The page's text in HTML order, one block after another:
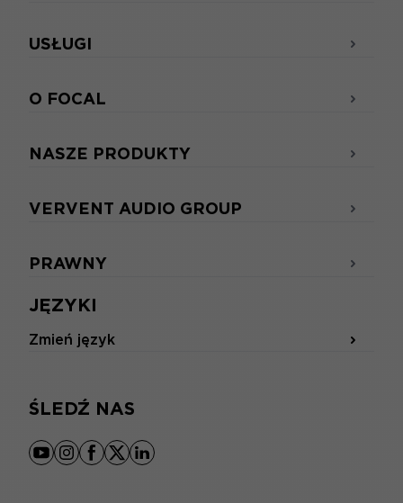
JĘZYKI
Zmień język
ŚLEDŹ NAS
youtube
instagram
facebook
x linkedin
USŁUGI
O FOCAL
NASZE PRODUKTY
VERVENT AUDIO GROUP
PRAWNY